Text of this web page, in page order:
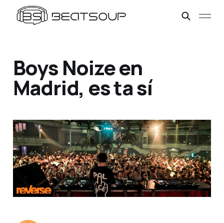
Boys Noize en
Madrid, es ta sí